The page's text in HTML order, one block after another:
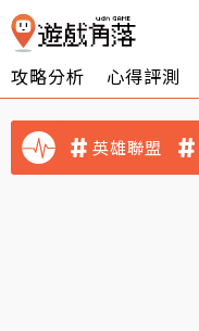
攻略分析 心得評測
英雄聯盟